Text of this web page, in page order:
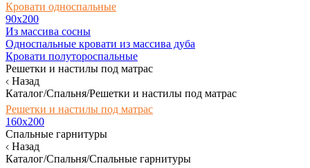
Кровати односпальные
90х200
Из массива сосны
Односпальные кровати из массива дуба
Кровати полутороспальные
Решетки и настилы под матрас
Назад
Каталог/Спальня/Решетки и настилы под матрас
Решетки и настилы под матрас
160х200
Спальные гарнитуры
Назад
Каталог/Спальня/Спальные гарнитуры